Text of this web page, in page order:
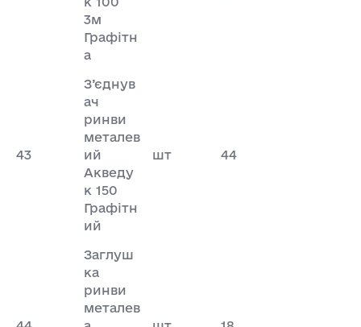
3м
Графітн
а
43
З’єднув
ач
ринви
металев
ий
Акведу
к 150
Графітн
ий
шт 44
Заглуш
ка
ринви
металев